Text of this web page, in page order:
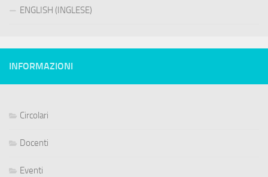
ENGLISH (INGLESE)
INFORMAZIONI
Circolari
Docenti
Eventi